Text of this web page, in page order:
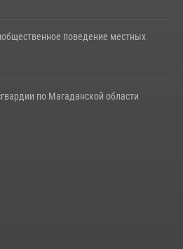
поведение местных
по Магаданской области